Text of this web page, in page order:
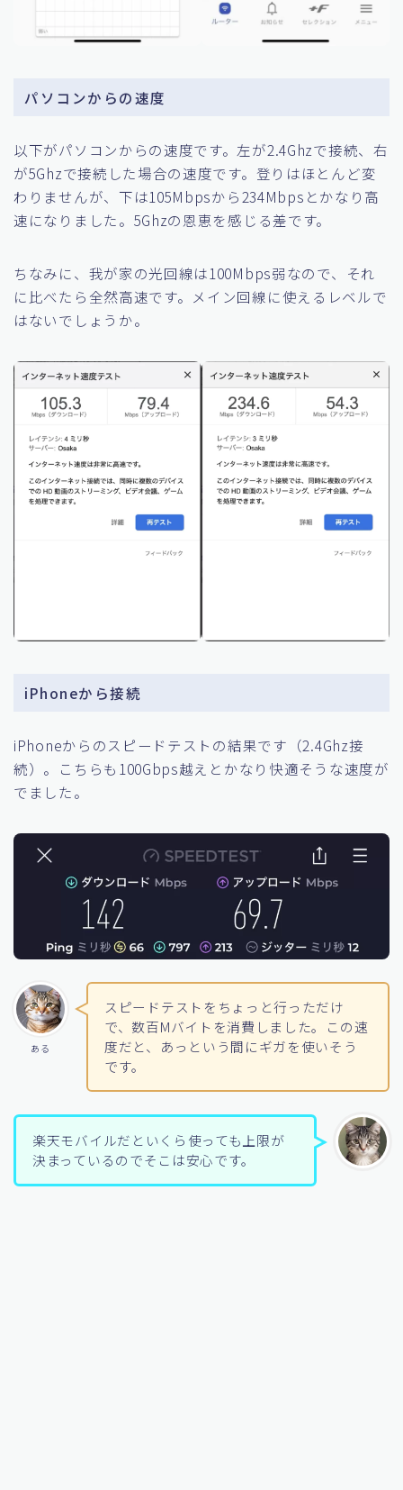
パソコンからの速度
以下がパソコンからの速度です。左が2.4Ghzで接続、右
が5Ghzで接続した場合の速度です。登りはほとんど変
わりませんが、下は105Mbpsから234Mbpsとかなり高
速になりました。5Ghzの恩恵を感じる差です。
ちなみに、我が家の光回線は100Mbps弱なので、それ
に比べたら全然高速です。メイン回線に使えるレベルで
はないでしょうか。
iPhoneから接続
iPhoneからのスピードテストの結果です（2.4Ghz接
続）。こちらも100Gbps越えとかなり快適そうな速度が
でました。
ある
スピードテストをちょっと行っただけ
で、数百Mバイトを消費しました。この速
度だと、あっという間にギガを使いそう
です。
楽天モバイルだといくら使っても上限が
決まっているのでそこは安心です。